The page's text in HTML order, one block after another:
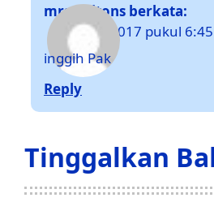
mrsuwitons berkata:
4 Januari 2017 pukul
inggih Pak
Reply
Tinggalkan